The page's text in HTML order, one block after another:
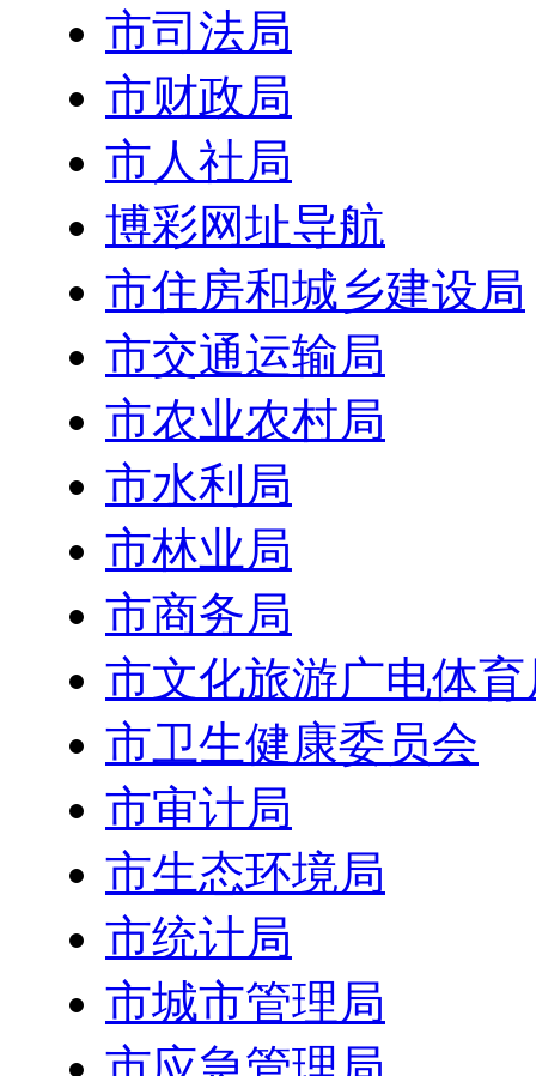
市司法局
市财政局
市人社局
博彩网址导航
市住房和城乡建设局
市交通运输局
市农业农村局
市水利局
市林业局
市商务局
市文化旅游广电体育
市卫生健康委员会
市审计局
市生态环境局
市统计局
市城市管理局